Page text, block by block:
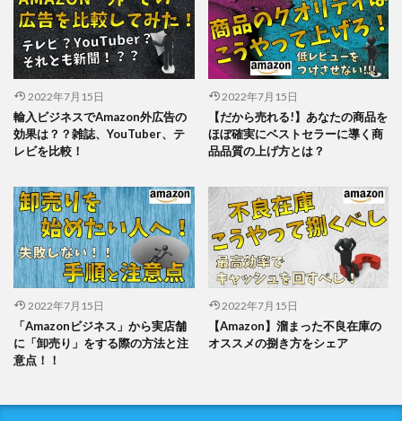
2022年7月15日
輸入ビジネスでAmazon外広告の
効果は？？雑誌、YouTuber、テ
レビを比較！
2022年7月15日
【だから売れる!】あなたの商品を
ほぼ確実にベストセラーに導く商
品品質の上げ方とは？
2022年7月15日
「Amazonビジネス」から実店舗
に「卸売り」をする際の方法と注
意点！！
2022年7月15日
【Amazon】溜まった不良在庫の
オススメの捌き方をシェア